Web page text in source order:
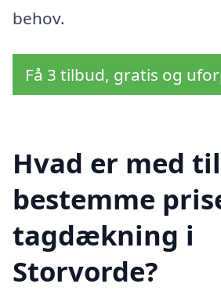
behov.
Få 3 tilbud, gratis og
Hvad er med
bestemme
tagdækning i
Storvorde?